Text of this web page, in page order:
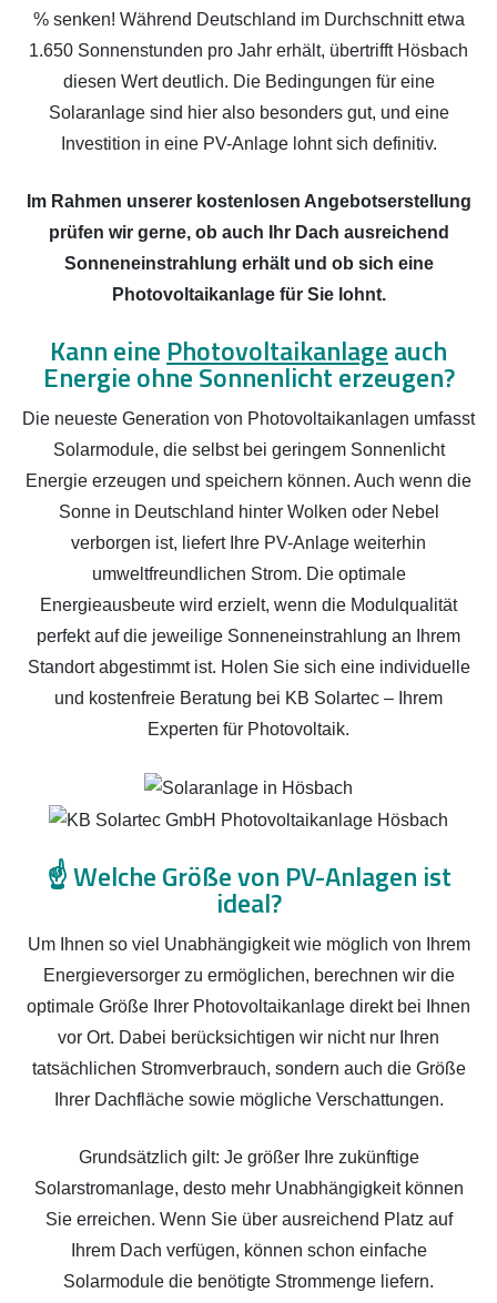
% senken! Während Deutschland im Durchschnitt etwa
1.650 Sonnenstunden pro Jahr erhält, übertrifft Hösbach
diesen Wert deutlich. Die Bedingungen für eine
Solaranlage sind hier also besonders gut, und eine
Investition in eine PV-Anlage lohnt sich definitiv.
Im Rahmen unserer kostenlosen Angebotserstellung
prüfen wir gerne, ob auch Ihr Dach ausreichend
Sonneneinstrahlung erhält und ob sich eine
Photovoltaikanlage für Sie lohnt.
Kann eine Photovoltaikanlageauch
Energie ohne Sonnenlicht erzeugen?
Die neueste Generation von Photovoltaikanlagen umfasst
Solarmodule, die selbst bei geringem Sonnenlicht
Energie erzeugen und speichern können. Auch wenn die
Sonne in Deutschland hinter Wolken oder Nebel
verborgen ist, liefert Ihre PV-Anlage weiterhin
umweltfreundlichen Strom. Die optimale
Energieausbeute wird erzielt, wenn die Modulqualität
perfekt auf die jeweilige Sonneneinstrahlung an Ihrem
Standort abgestimmt ist. Holen Sie sich eine individuelle
und kostenfreie Beratung bei KB Solartec – Ihrem
Experten für Photovoltaik.
☝️Welche Größe von PV-Anlagen ist
ideal?
Um Ihnen so viel Unabhängigkeit wie möglich von Ihrem
Energieversorger zu ermöglichen, berechnen wir die
optimale Größe Ihrer Photovoltaikanlage direkt bei Ihnen
vor Ort. Dabei berücksichtigen wir nicht nur Ihren
tatsächlichen Stromverbrauch, sondern auch die Größe
Ihrer Dachfläche sowie mögliche Verschattungen.
Grundsätzlich gilt: Je größer Ihre zukünftige
Solarstromanlage, desto mehr Unabhängigkeit können
Sie erreichen. Wenn Sie über ausreichend Platz auf
Ihrem Dach verfügen, können schon einfache
Solarmodule die benötigte Strommenge liefern.